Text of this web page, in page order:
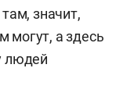
значит,
могут, а здесь
людей